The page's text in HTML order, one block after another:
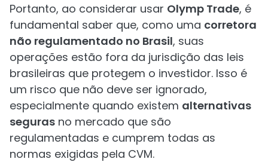
Portanto, ao considerar usar Olymp Trade, é
fundamental saber que, como uma corretora
não regulamentado no Brasil, suas
operações estão fora da jurisdição das leis
brasileiras que protegem o investidor. Isso é
um risco que não deve ser ignorado,
especialmente quando existem alternativas
seguras no mercado que são
regulamentadas e cumprem todas as
normas exigidas pela CVM.